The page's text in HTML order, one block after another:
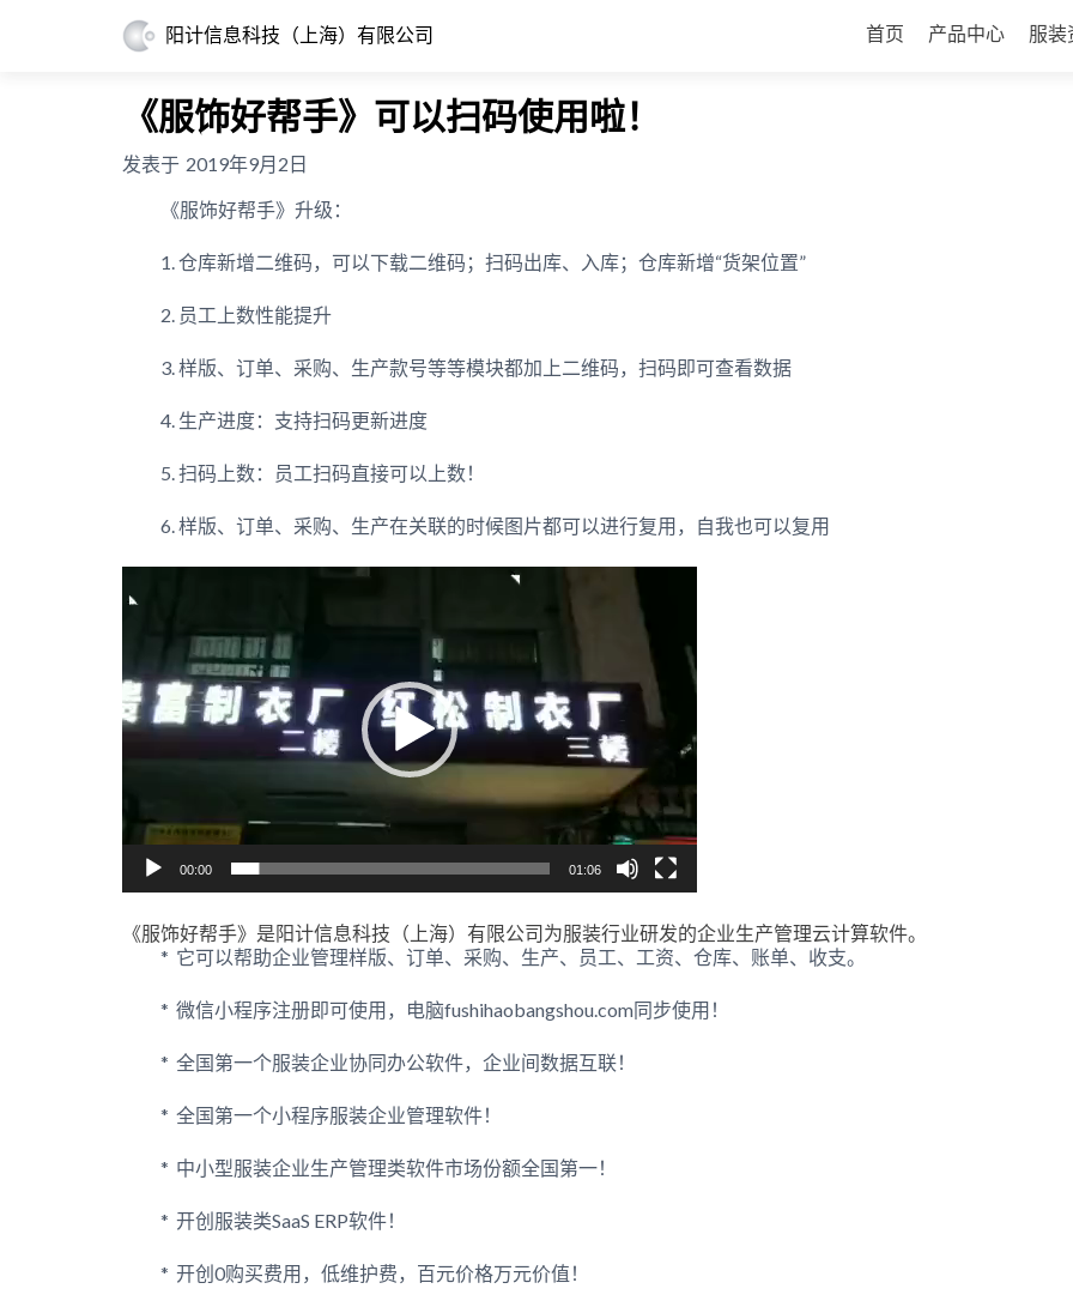
阳计信息科技（上海）有限公司
至
首页 产品中心 服装
《服饰好帮手》可以扫码使用啦！
发表于 2019年9月2日
《服饰好帮手》升级：
1. 仓库新增二维码，可以下载二维码；扫码出库、入库；仓库新增“货架位置”
2. 员工上数性能提升
3. 样版、订单、采购、生产款号等等模块都加上二维码，扫码即可查看数据
4. 生产进度：支持扫码更新进度
5. 扫码上数：员工扫码直接可以上数！
6. 样版、订单、采购、生产在关联的时候图片都可以进行复用，自我也可以复用
频
器
00:00 01:06
《服饰好帮手》是阳计信息科技（上海）有限公司为服装行业研发的企业生产管理云计算软件。
* 它可以帮助企业管理样版、订单、采购、生产、员工、工资、仓库、账单、收支。
* 微信小程序注册即可使用，电脑fushihaobangshou.com同步使用！
* 全国第一个服装企业协同办公软件，企业间数据互联！
* 全国第一个小程序服装企业管理软件！
* 中小型服装企业生产管理类软件市场份额全国第一！
* 开创服装类SaaS ERP软件！
* 开创0购买费用，低维护费，百元价格万元价值！